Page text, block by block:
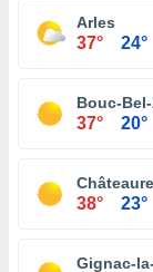
Arles
37° 24°
Bouc-
37° 20°
38° 23°
Gignac-